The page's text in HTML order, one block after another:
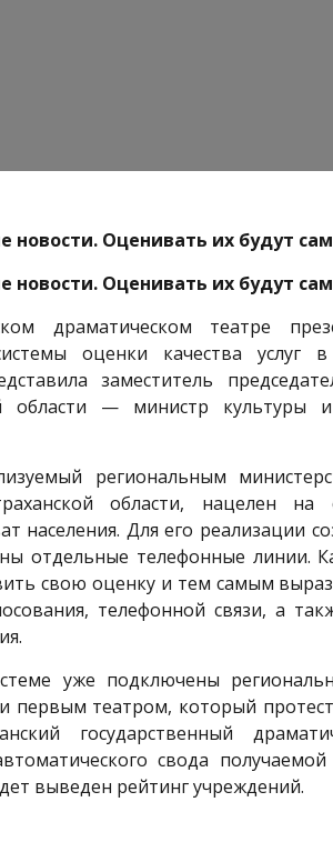
новости. Оценивать их будут
новости. Оценивать их будут
драматическом театре
оценки качества услуг
заместитель
области — министр культуры
региональным
области, нацелен на
населения. Для его реализации
отдельные телефонные линии.
свою оценку и тем самым
телефонной связи, а
уже подключены
первым театром, который
государственный
свода
выведен рейтинг учреждений.